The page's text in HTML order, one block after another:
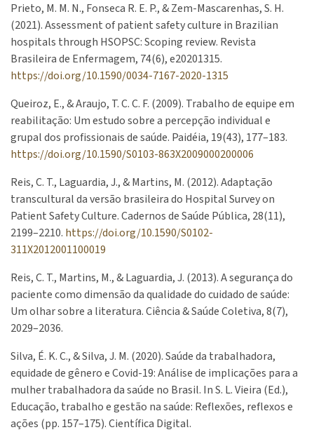
Prieto, M. M. N., Fonseca R. E. P., & Zem-Mascarenhas, S. H.
(2021). Assessment of patient safety culture in Brazilian
hospitals through HSOPSC: Scoping review. Revista
Brasileira de Enfermagem, 74(6), e20201315.
https://doi.org/10.1590/0034-7167-2020-1315
Queiroz, E., & Araujo, T. C. C. F. (2009). Trabalho de equipe em
reabilitação: Um estudo sobre a percepção individual e
grupal dos profissionais de saúde. Paidéia, 19(43), 177–183.
https://doi.org/10.1590/S0103-863X2009000200006
Reis, C. T., Laguardia, J., & Martins, M. (2012). Adaptação
transcultural da versão brasileira do Hospital Survey on
Patient Safety Culture. Cadernos de Saúde Pública, 28(11),
2199–2210. https://doi.org/10.1590/S0102-
311X2012001100019
Reis, C. T., Martins, M., & Laguardia, J. (2013). A segurança do
paciente como dimensão da qualidade do cuidado de saúde:
Um olhar sobre a literatura. Ciência & Saúde Coletiva, 8(7),
2029–2036.
Silva, É. K. C., & Silva, J. M. (2020). Saúde da trabalhadora,
equidade de gênero e Covid-19: Análise de implicações para a
mulher trabalhadora da saúde no Brasil. In S. L. Vieira (Ed.),
Educação, trabalho e gestão na saúde: Reflexões, reflexos e
ações (pp. 157–175). Científica Digital.